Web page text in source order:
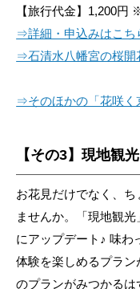
【旅行代金】1,200
⇒詳細・申込みはこち
⇒石清水八幡宮の桜開
⇒そのほかの「花咲く
【その3】現地観
お花見だけでなく、
ませんか。「現地観
にアップデート♪ 味
体験を楽しめるプラ
のプランがみつかるは